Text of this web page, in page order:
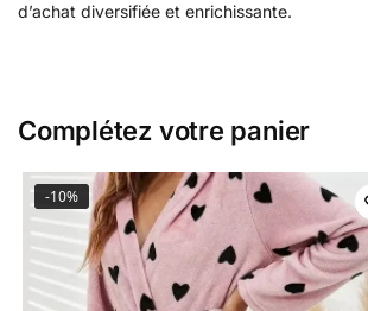
d’achat diversifiée et enrichissante.
Complétez votre panier
-10%